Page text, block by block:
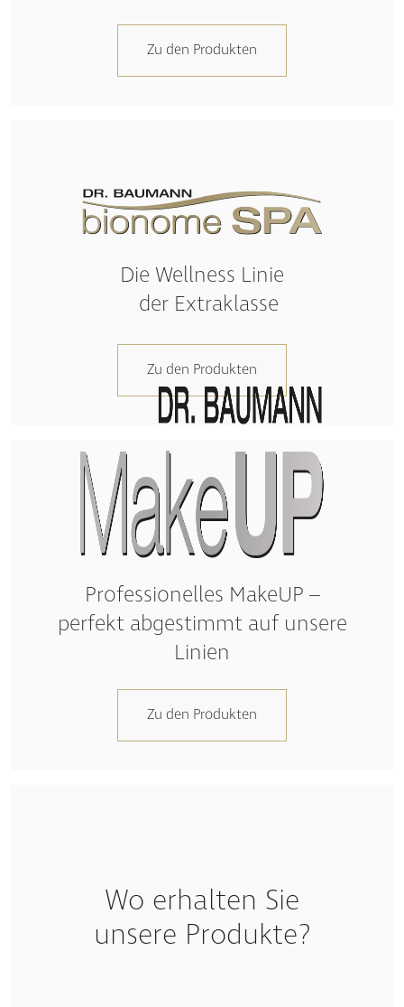
Zu den Produkten
der Extraklasse
Zu den Produkten
Professionelles MakeUP –
perfekt abgestimmt auf unsere
Linien
Zu den Produkten
unsere Produkte?